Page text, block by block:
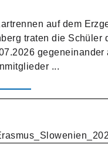
auf dem
traten die Schüler
gegeneinander
...